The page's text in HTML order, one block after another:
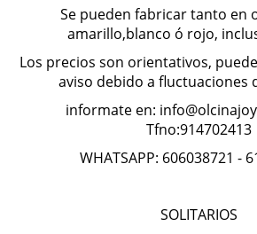
Se pueden fabricar tanto en
amarillo,blanco ó rojo,
Los precios son orientativos,
aviso debido a fluctuaciones
informate en:
Tfno:914702413
WHATSAPP: 606038721 -
SOLITARIOS